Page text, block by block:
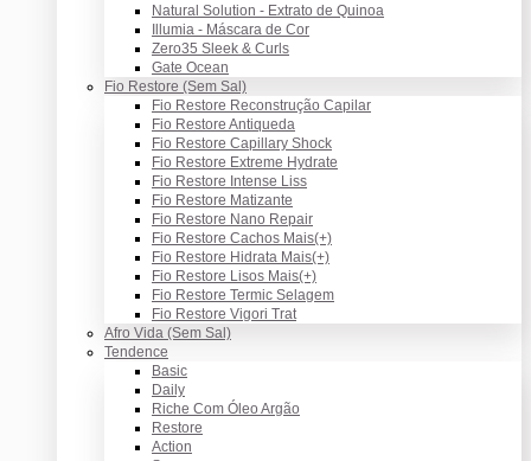
Natural Solution - Extrato de Quinoa
Illumia - Máscara de Cor
Zero35 Sleek & Curls
Gate Ocean
Fio Restore (Sem Sal)
Fio Restore Reconstrução Capilar
Fio Restore Antiqueda
Fio Restore Capillary Shock
Fio Restore Extreme Hydrate
Fio Restore Intense Liss
Fio Restore Matizante
Fio Restore Nano Repair
Fio Restore Cachos Mais(+)
Fio Restore Hidrata Mais(+)
Fio Restore Lisos Mais(+)
Fio Restore Termic Selagem
Fio Restore Vigori Trat
Afro Vida (Sem Sal)
Tendence
Basic
Daily
Riche Com Óleo Argão
Restore
Action